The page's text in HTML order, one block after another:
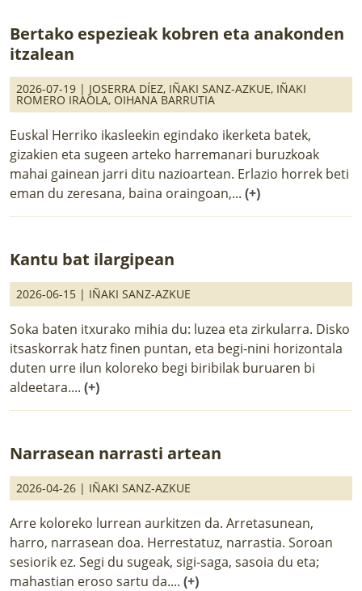
Bertako espezieak kobren eta anakonden
itzalean
2026-07-19 | JOSERRA DÍEZ, IÑAKI SANZ-AZKUE, IÑAKI
ROMERO IRAOLA, OIHANA BARRUTIA
Euskal Herriko ikasleekin egindako ikerketa batek,
gizakien eta sugeen arteko harremanari buruzkoak
mahai gainean jarri ditu nazioartean. Erlazio horrek beti
eman du zeresana, baina oraingoan,... (+)
Kantu bat ilargipean
2026-06-15 | IÑAKI SANZ-AZKUE
Soka baten itxurako mihia du: luzea eta zirkularra. Disko
itsaskorrak hatz finen puntan, eta begi-nini horizontala
duten urre ilun koloreko begi biribilak buruaren bi
aldeetara.... (+)
Narrasean narrasti artean
2026-04-26 | IÑAKI SANZ-AZKUE
Arre koloreko lurrean aurkitzen da. Arretasunean,
harro, narrasean doa. Herrestatuz, narrastia. Soroan
sesiorik ez. Segi du sugeak, sigi-saga, sasoia du eta;
mahastian eroso sartu da.... (+)